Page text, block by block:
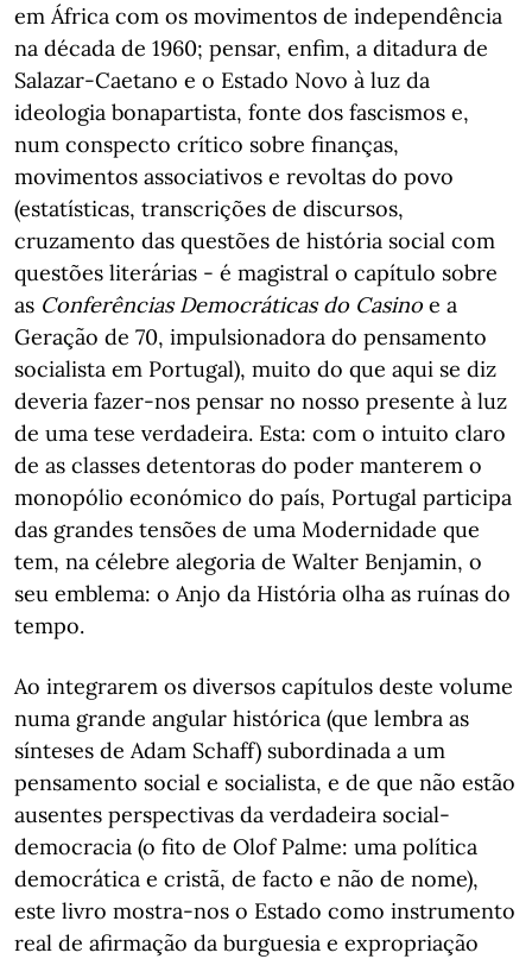
em África com os movimentos de independência
na década de 1960; pensar, enfim, a ditadura de
Salazar-Caetano e o Estado Novo à luz da
ideologia bonapartista, fonte dos fascismos e,
num conspecto crítico sobre finanças,
movimentos associativos e revoltas do povo
(estatísticas, transcrições de discursos,
cruzamento das questões de história social com
questões literárias - é magistral o capítulo sobre
as Conferências Democráticas do Casino e a
Geração de 70, impulsionadora do pensamento
socialista em Portugal), muito do que aqui se diz
deveria fazer-nos pensar no nosso presente à luz
de uma tese verdadeira. Esta: com o intuito claro
de as classes detentoras do poder manterem o
monopólio económico do país, Portugal participa
das grandes tensões de uma Modernidade que
tem, na célebre alegoria de Walter Benjamin, o
seu emblema: o Anjo da História olha as ruínas do
tempo.
Ao integrarem os diversos capítulos deste volume
numa grande angular histórica (que lembra as
sínteses de Adam Schaff) subordinada a um
pensamento social e socialista, e de que não estão
ausentes perspectivas da verdadeira social-
democracia (o fito de Olof Palme: uma política
democrática e cristã, de facto e não de nome),
este livro mostra-nos o Estado como instrumento
real de afirmação da burguesia e expropriação